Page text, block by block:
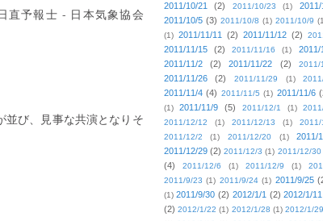
直予報士 - 日本気象協会
並び、見事な共演となりそ
2011/10/21 (2) 2011/10/23 (1) 2011/
2011/10/5 (3) 2011/10/8 (1) 2011/10/9
(1) 2011/11/11 (2) 2011/11/12 (2)
2011/11/15 (2) 2011/11/16 (1) 2011/
2011/11/2
(2) 2011/11/22 (2) 2011/
2011/11/26 (2) 2011/11/29 (1)
2011/11/4 (4) 2011/11/5 (1) 2011/11/6
(1)
2011/11/9 (5) 2011/12/1 (1)
2011/12/12
(1) 2011/12/13 (1) 2011/
2011/12/2
(1) 2011/12/20 (1) 2011/
2011/12/29 (2) 2011/12/3 (1) 2011/12/30
(4)
2011/12/6 (1) 2011/12/9 (1)
2011/9/23 (1) 2011/9/24 (1) 2011/9/25
(1) 2011/9/30 (2) 2012/1/1 (2) 2012/1/11
(2) 2012/1/22 (1) 2012/1/28 (1) 2012/1/29